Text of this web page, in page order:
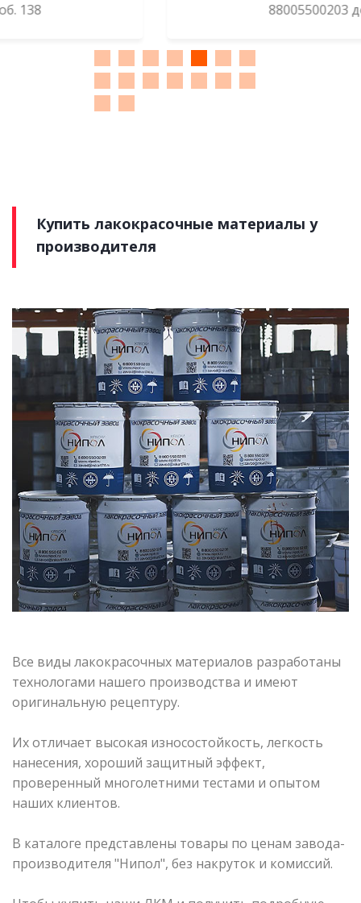
Купить лакокрасочные материалы у
производителя
Все виды лакокрасочных материалов разработаны
технологами нашего производства и имеют
оригинальную рецептуру.
Их отличает высокая износостойкость, легкость
нанесения, хороший защитный эффект,
проверенный многолетними тестами и опытом
наших клиентов.
В каталоге представлены товары по ценам завода-
производителя "Нипол", без накруток и комиссий.